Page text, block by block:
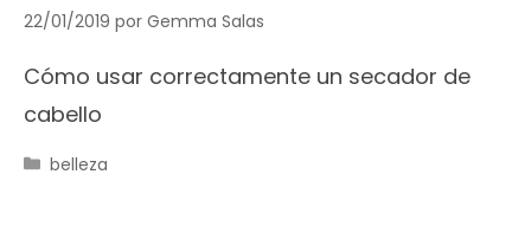
22/01/2019 por Gemma Salas
Cómo usar correctamente un secador de
cabello
Categorías
belleza